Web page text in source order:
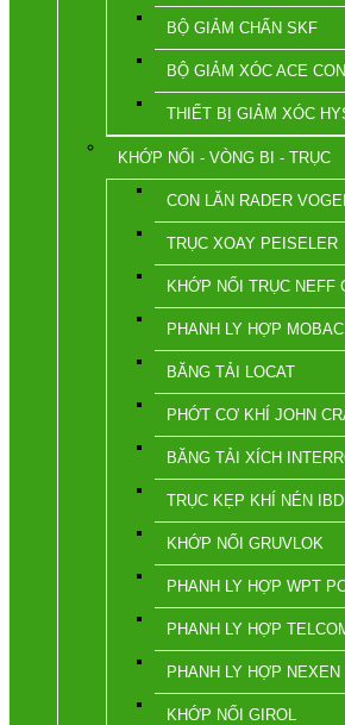
BỘ GIẢM CHẤN SKF
BỘ GIẢM XÓC ACE
THIẾT BỊ GIẢM XÓC
KHỚP NỐI - VÒNG BI - TRỤC
CON LĂN RADER
TRỤC XOAY PEISELER
KHỚP NỐI TRỤC NEFF
PHANH LY HỢP MOBAC
BĂNG TẢI LOCAT
PHỚT CƠ KHÍ JOHN
BĂNG TẢI XÍCH
TRỤC KẸP KHÍ NÉN
KHỚP NỐI GRUVLOK
PHANH LY HỢP WPT
PHANH LY HỢP
PHANH LY HỢP NEXEN
KHỚP NỐI GIROL